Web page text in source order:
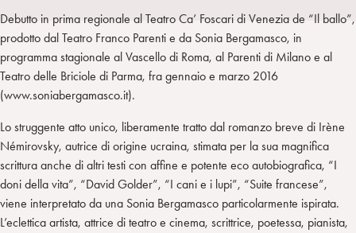
n e
r
a
m
Debutto in prima regionale al Teatro Ca’ Foscari di Venezia de “Il ballo”,
prodotto dal Teatro Franco Parenti e da Sonia Bergamasco, in
programma stagionale al Vascello di Roma, al Parenti di Milano e al
Teatro delle Briciole di Parma, fra gennaio e marzo 2016
(www.soniabergamasco.it).
Lo struggente atto unico, liberamente tratto dal romanzo breve di Irène
Némirovsky, autrice di origine ucraina, stimata per la sua magnifica
scrittura anche di altri testi con affine e potente eco autobiografica, “I
doni della vita”, “David Golder”, “I cani e i lupi”, “Suite francese”,
viene interpretato da una Sonia Bergamasco particolarmente ispirata.
L’eclettica artista, attrice di teatro e cinema, scrittrice, poetessa, pianista,